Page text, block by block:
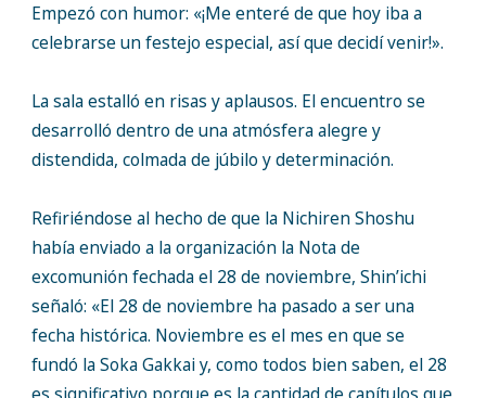
Empezó con humor: «¡Me enteré de que hoy iba a
celebrarse un festejo especial, así que decidí venir!».
La sala estalló en risas y aplausos. El encuentro se
desarrolló dentro de una atmósfera alegre y
distendida, colmada de júbilo y determinación.
Refiriéndose al hecho de que la Nichiren Shoshu
había enviado a la organización la Nota de
excomunión fechada el 28 de noviembre, Shin’ichi
señaló: «El 28 de noviembre ha pasado a ser una
fecha histórica. Noviembre es el mes en que se
fundó la Soka Gakkai y, como todos bien saben, el 28